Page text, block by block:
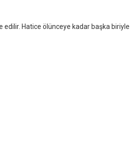
Hatice ölünceye kadar başka biriyle